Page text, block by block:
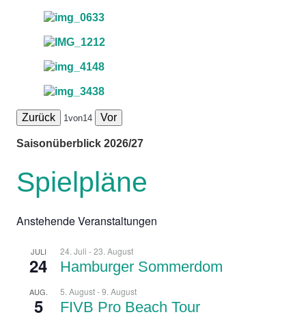
Zurück 1 von14 Vor
Saisonüberblick 2026/27
Spielpläne
Anstehende Veranstaltungen
JULI
24
24. Juli -23. August
Hamburger Sommerdom
AUG.
5
5. August-9. August
FIVB Pro Beach Tour